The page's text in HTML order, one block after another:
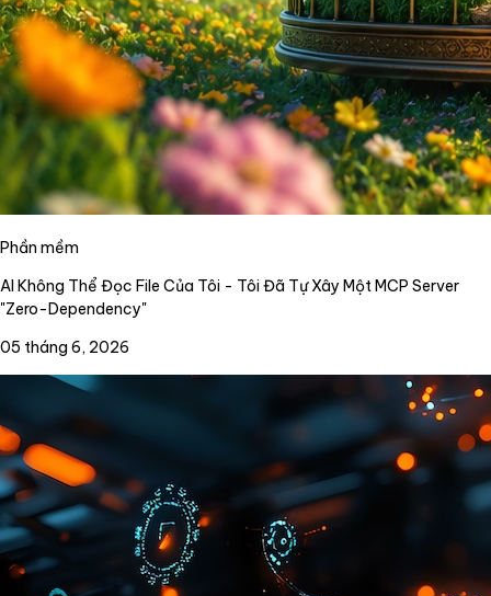
Phần mềm
AI Không Thể Đọc File Của Tôi - Tôi Đã Tự Xây Một MCP Server
"Zero-Dependency"
05 tháng 6, 2026